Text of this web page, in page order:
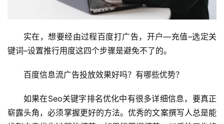
实在，想要经由过程百度打广告，开户—充值–选定关
键词–设置推行用度这四个步骤是避免不了的。
百度信息流广告投放效果好吗？有哪些优势？
如果在Seo关键字排名优化中有很多详细信息，要真正
崭露头角，必须掌握更好的方法。优秀的文案撰写人总是能